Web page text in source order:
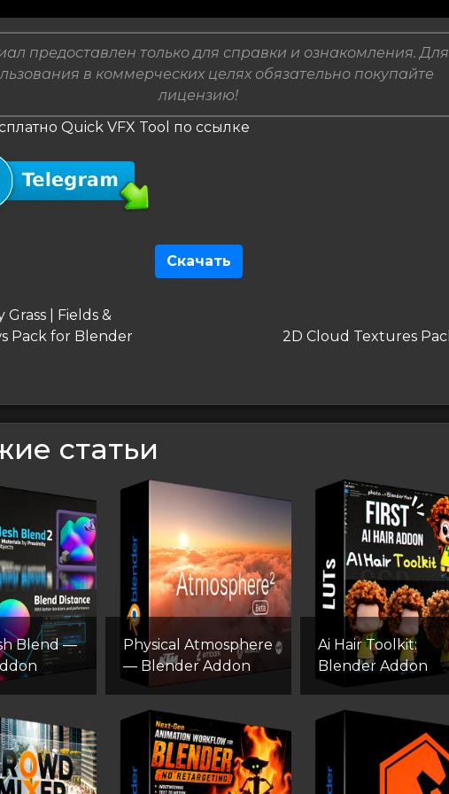
предоставлен только для справки и ознакомления. Для
в коммерческих целях обязательно покупайте
лицензию!
Quick VFX Tool по ссылке
Скачать
Grass | Fields &
Pack for Blender
Следующая
2D Cloud Textures
статьи
Blend —
Physical Atmosphere
— Blender Addon
Ai Hair Toolkit:
Blender Addon